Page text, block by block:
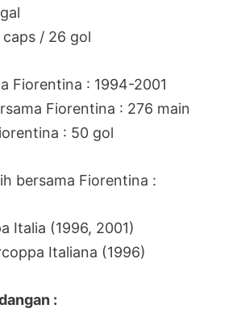
/ 26 gol
Fiorentina : 1994-2001
Fiorentina : 276 main
: 50 gol
bersama Fiorentina :
Italia (1996, 2001)
Italiana (1996)
: